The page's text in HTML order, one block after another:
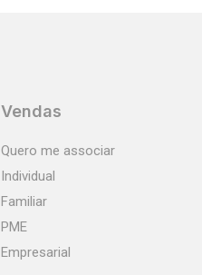
Vendas
Quero me associar
Individual
Familiar
PME
Empresarial